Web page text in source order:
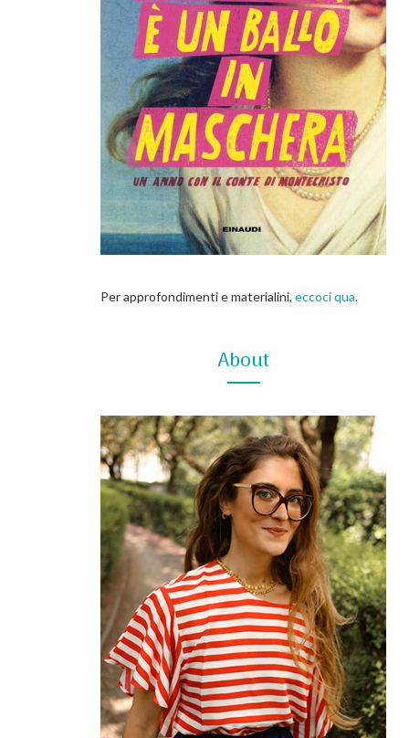
Per approfondimenti e materialini, eccoci qua.
About